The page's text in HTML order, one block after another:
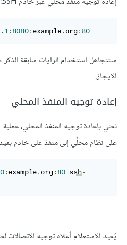
: 8080: example. org: 80
سنتجاهل استخدام الرايات سابقة الذكر
الإيجاز.
إعادة توجيه المنفذ المحلي
نعني بإعادة توجيه المنفذ المحلي،
على نظام محلِّي إلى منفذ على خادم
: example. org: 80 ssh-